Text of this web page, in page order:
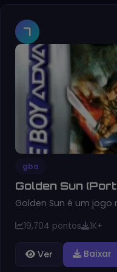
7
gba
Golden Sun
Golden Sun é um jogo
19,704 pontos 1K+
Ver Baixar